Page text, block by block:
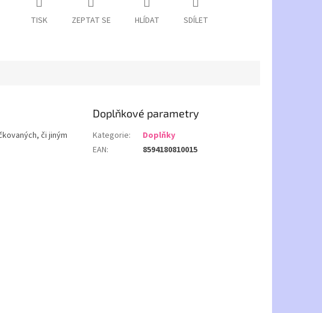
TISK ZEPTAT SE HLÍDAT SDÍLET
či jiným
Doplňkové parametry
Kategorie:
Doplňky
EAN: 8594180810015